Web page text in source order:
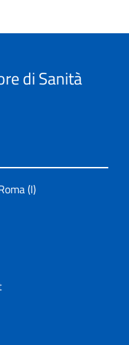
di Sanità
(I)